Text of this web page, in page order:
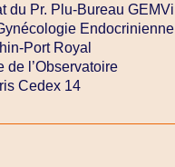
du Pr. Plu-Bureau GEMVi
Endocrinienne
Port Royal
de l’Observatoire
Cedex 14